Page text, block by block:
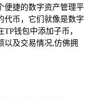
便捷的数字资产管理平
代币，它们就像是数字
钱包中添加子币，
以及交易情况,仿佛拥